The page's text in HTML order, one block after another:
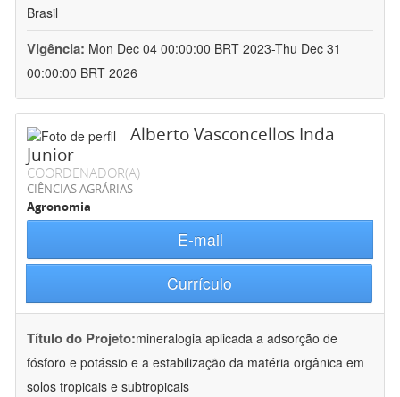
Brasil
Vigência: Mon Dec 04 00:00:00 BRT 2023-Thu Dec 31
00:00:00 BRT 2026
Alberto Vasconcellos Inda
Junior
COORDENADOR(A)
CIÊNCIAS AGRÁRIAS
Agronomia
E-mail
Currículo
Título do Projeto:mineralogia aplicada a adsorção de
fósforo e potássio e a estabilização da matéria orgânica em
solos tropicais e subtropicais